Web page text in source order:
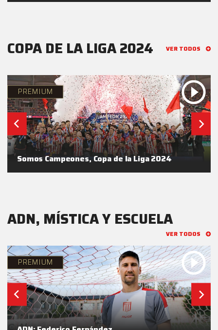
COPA DE LA LIGA 2024 VER TODOS
PREMIUM
Somos Campeones, Copa de la Liga 2024
ADN, MÍSTICA Y ESCUELA
VER TODOS
PREMIUM